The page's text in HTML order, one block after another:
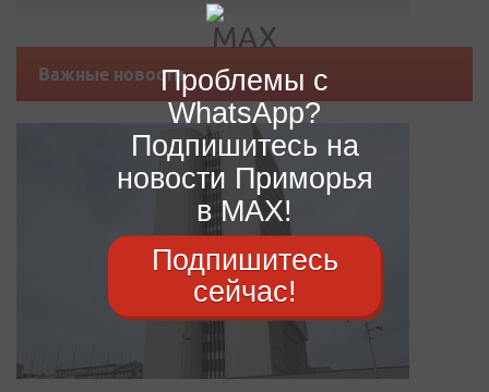
Важные новостиПроблемы с
WhatsApp?
Подпишитесь на
новости Приморья
в MAX!
Подпишитесь
сейчас!